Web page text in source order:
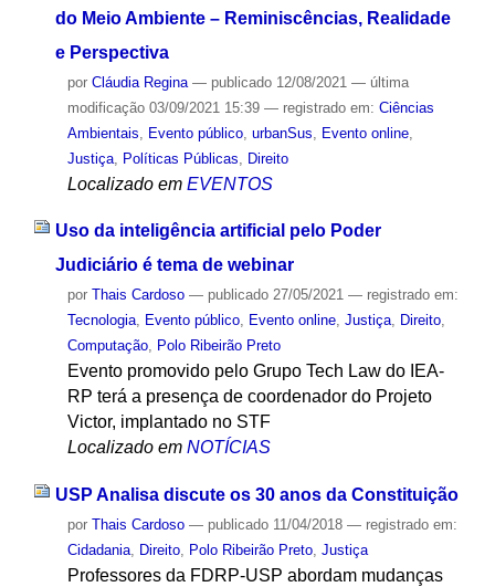
do Meio Ambiente – Reminiscências, Realidade
e Perspectiva
por Cláudia Regina — publicado12/08/2021 — última
modificação03/09/2021 15:39 — registrado em: Ciências
Ambientais
Evento público, urbanSus Evento online,
Justiça, Políticas Públicas Direito
Localizado em EVENTOS
Uso da inteligência artificial pelo Poder
Judiciário é tema de webinar
por Thais Cardoso — publicado27/05/2021 — registrado em:
Tecnologia, Evento público, Evento online, Justiça, Direito,
Computação, Polo Ribeirão Preto
Evento promovido pelo Grupo Tech Law do IEA-
RP terá a presença de coordenador do Projeto
Victor, implantado no STF
Localizado em NOTÍCIAS
USP Analisa discute os 30 anos da Constituição
por Thais Cardoso — publicado11/04/2018 — registrado em:
Cidadania, Direito, Polo Ribeirão Preto, Justiça
Professores da FDRP-USP abordam mudanças